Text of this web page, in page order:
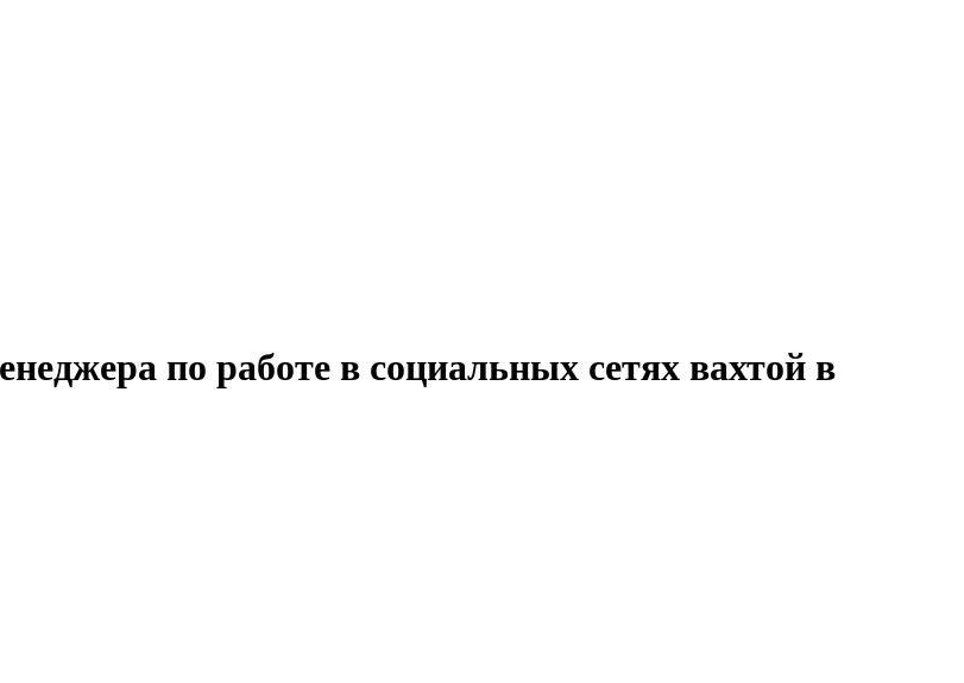
по работе в социальных сетях вахтой в